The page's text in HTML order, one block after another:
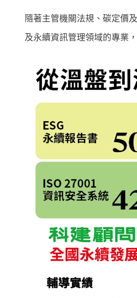
隨著主管機關法規、碳定價
及永續資訊管理領域的專業